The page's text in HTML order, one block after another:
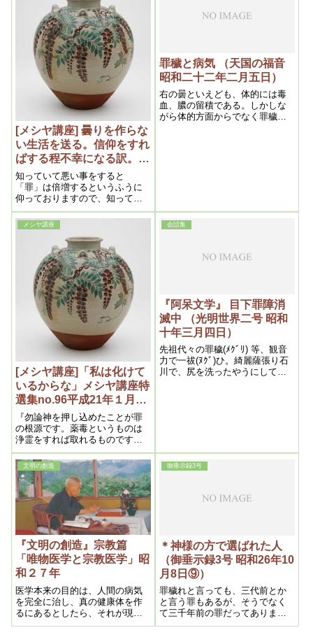
んでいるという、そういうお気
持ちで拝読を重ねていただきた
いと思います。
[メシヤ講座] 曇りを作らな
い生活を送る。信仰をすれ
ばする程不幸になる訳。
2015年10月⑤ (私達の学び
目からウロコの内容より）
知っていて悪い事をすると
「罪」は倍増するというふうに
仰っておりますので、知ってい
てですね、曇りを発生するとい
う事は、実質的には信仰しなが
ら「罪」を作っていっている、
という事になってきます。
罪穢と病気 （天国の福音
昭和二十二年二月五日）
右の曇といえども、体的には毒
血、膿の留積である。しかしな
がら体的方面からでなく罪穢に
メシヤ講座
[メシヤ講座]「私は化けて
いるからな」メシヤ講座特
選集no.96平成21年１月
（私達の学び目からウロコ
の内容より）
『勿論神を押し込めたことが罪
の根源です。薬毒というものは
浄霊をすれば取れるものです。
みんな神を押し込めた罪があ
る。教団も幹部ほどその罪は重
い。私を世に出してその罪は消
える。要するに私というものが
分かれば良い。しかし私は化け
ているからな』
会話集
『阿呆文学』 目下罪障消
滅中 （光明世界二号 昭和
十年三月四日）
先祖代々の罪穢(ﾒｸﾞﾘ) 等、観音
力で一祓(ﾇｸﾞ)ひ。綺麗薩張り石
川で、尻を洗ったやうにして、
文明の創造
『文明の創造』宗教篇
「唯物医学と宗教医学」昭
和２７年
医学本来の目的は、人間の病気
を完全に治し、真の健康体を作
るにあるとしたら、それが現実
に現われなくてはならない事で
御垂示録3号
＊神様の方で選ばれた人
（御垂示録3号 昭和26年10
月8日⑨）
罪穢れと言っても、三代前とか
と言う罪もあるが、そうでなく
て三千年前の罪だってあります
からね。それを奇麗にしなけれ